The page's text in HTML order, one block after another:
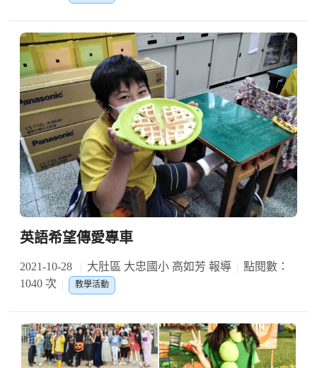
英語希望傳愛專車
2021-10-28 大肚區 大忠國小 高如芳 報導
點閱數：
1040 次
教學活動